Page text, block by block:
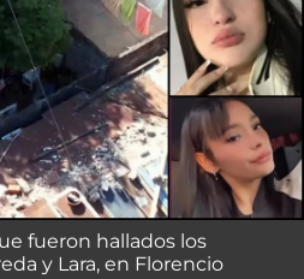
fueron hallados los
y Lara, en Florencio